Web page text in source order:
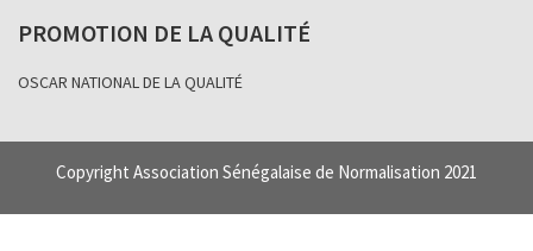
PROMOTION DE LA QUALITÉ
OSCAR NATIONAL DE LA QUALITÉ
Copyright Association Sénégalaise de Normalisation 2021